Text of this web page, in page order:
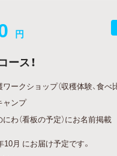
円
ース！
ークショップ（収穫体験、食べ
ャンプ
わ（看板の予定）にお名前掲載
10月 にお届け予定です。